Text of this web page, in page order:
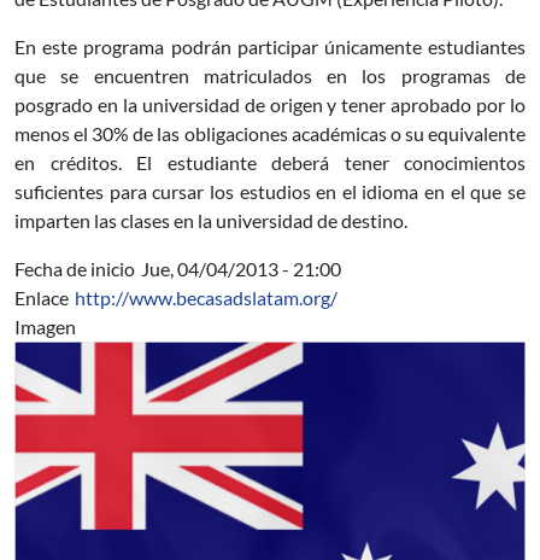
En este programa podrán participar únicamente estudiantes
que se encuentren matriculados en los programas de
posgrado en la universidad de origen y tener aprobado por lo
menos el 30% de las obligaciones académicas o su equivalente
en créditos. El estudiante deberá tener conocimientos
suficientes para cursar los estudios en el idioma en el que se
imparten las clases en la universidad de destino.
Fecha de inicio Jue, 04/04/2013 - 21:00
Enlace http://www.becasadslatam.org/
Imagen